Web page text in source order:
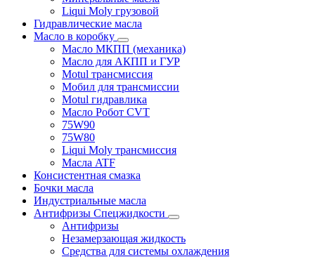
Liqui Moly грузовой
Гидравлические масла
Масло в коробку
Масло МКПП (механика)
Масло для АКПП и ГУР
Motul трансмиссия
Мобил для трансмиссии
Motul гидравлика
Масло Робот CVT
75W90
75W80
Liqui Moly трансмиссия
Масла ATF
Консистентная смазка
Бочки масла
Индустриальные масла
Антифризы Спецжидкости
Антифризы
Незамерзающая жидкость
Средства для системы охлаждения